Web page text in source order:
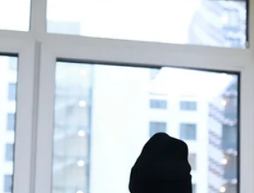
rendimenti superiori al 2,6% annuo.